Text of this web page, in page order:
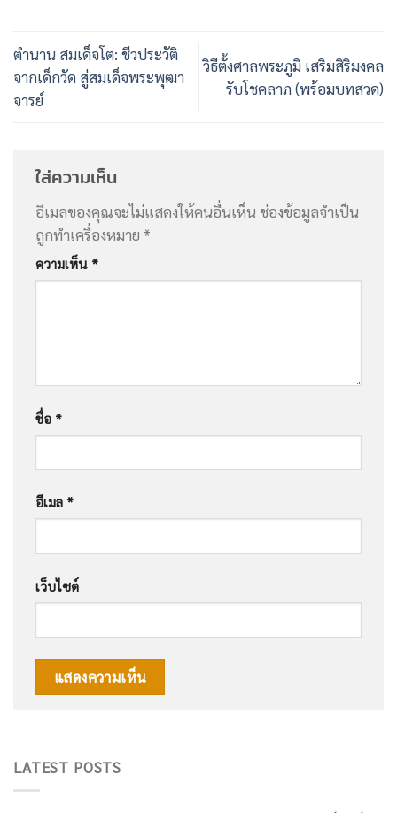
ตำนาน สมเด็จโต: ชีวประวัติ
จากเด็กวัด สู่สมเด็จพระพุฒา
จารย์
วิธีตั้งศาลพระภูมิ เสริมสิริมงคล
รับโชคลาภ (พร้อมบทสวด)
ใส่ความเห็น
อีเมลของคุณจะไม่แสดงให้คนอื่นเห็น ช่องข้อมูลจำเป็น
ถูกทำเครื่องหมาย *
ความเห็น *
ชื่อ *
อีเมล *
เว็บไซต์
LATEST POSTS